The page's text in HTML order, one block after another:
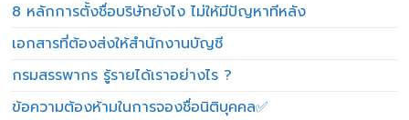
8 หลักการตั้งชื่อบริษัทยังไง ไม่ให้มีปัญหาทีหลัง
เอกสารที่ต้องส่งให้สำนักงานบัญชี
กรมสรรพากร รู้รายได้เราอย่างไร ?
ข้อความต้องห้ามในการจองชื่อนิติบุคคล✅